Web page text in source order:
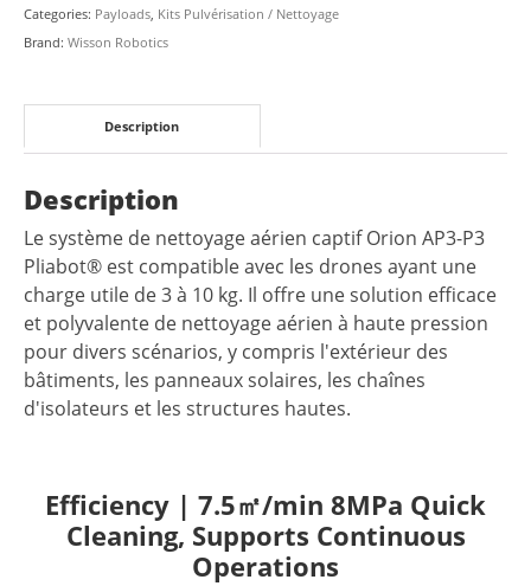
Categories: Payloads, Kits Pulvérisation / Nettoyage
Brand: Wisson Robotics
Description
Description
Le système de nettoyage aérien captif Orion AP3-P3
Pliabot® est compatible avec les drones ayant une
charge utile de 3 à 10 kg. Il offre une solution efficace
et polyvalente de nettoyage aérien à haute pression
pour divers scénarios, y compris l'extérieur des
bâtiments, les panneaux solaires, les chaînes
d'isolateurs et les structures hautes.
Efficiency | 7.5㎡/min 8MPa Quick
Cleaning, Supports Continuous
Operations